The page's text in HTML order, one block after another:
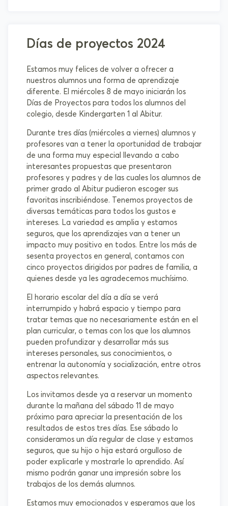
Días de proyectos 2024
Estamos muy felices de volver a ofrecer a
nuestros alumnos una forma de aprendizaje
diferente. El miércoles 8 de mayo iniciarán los
Días de Proyectos para todos los alumnos del
colegio, desde Kindergarten 1 al Abitur.
Durante tres días (miércoles a viernes) alumnos y
profesores van a tener la oportunidad de trabajar
de una forma muy especial llevando a cabo
interesantes propuestas que presentaron
profesores y padres y de las cuales los alumnos de
primer grado al Abitur pudieron escoger sus
favoritas inscribiéndose. Tenemos proyectos de
diversas temáticas para todos los gustos e
intereses. La variedad es amplia y estamos
seguros, que los aprendizajes van a tener un
impacto muy positivo en todos. Entre los más de
sesenta proyectos en general, contamos con
cinco proyectos dirigidos por padres de familia, a
quienes desde ya les agradecemos muchísimo.
El horario escolar del día a día se verá
interrumpido y habrá espacio y tiempo para
tratar temas que no necesariamente están en el
plan curricular, o temas con los que los alumnos
pueden profundizar y desarrollar más sus
intereses personales, sus conocimientos, o
entrenar la autonomía y socialización, entre otros
aspectos relevantes.
Los invitamos desde ya a reservar un momento
durante la mañana del sábado 11 de mayo
próximo para apreciar la presentación de los
resultados de estos tres días. Ese sábado lo
consideramos un día regular de clase y estamos
seguros, que su hijo o hija estará orgulloso de
poder explicarle y mostrarle lo aprendido. Así
mismo podrán ganar una impresión sobre los
trabajos de los demás alumnos.
Estamos muy emocionados y esperamos que los